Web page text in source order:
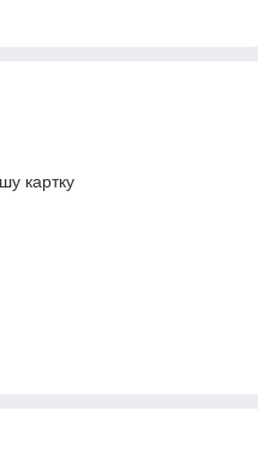
картку